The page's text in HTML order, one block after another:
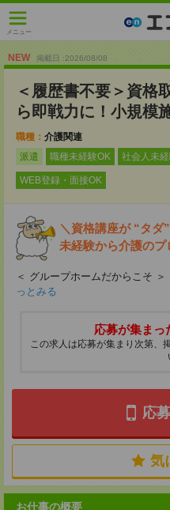
メニュー
NEW 掲載日 :2026/08/08
＜履歴書不要＞資格
ら即戦力に！小規模
職種： 介護関連
派遣
職種未経験OK 社会人未
WEB登録・面接OK
＼資格講座が “タダ
未経験から介護の
＜ グループホームだからこそ
っとみる
応募が集まっ
この求人は応募が集まり次第、
応
気
お仕事の概要